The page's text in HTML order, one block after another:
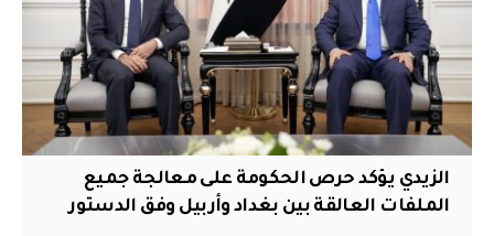
الزيدي يؤكد حرص الحكومة على معالجة جميع
الملفات العالقة بين بغداد وأربيل وفق الدستور